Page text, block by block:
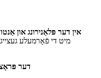
אין דער פּלאַנירונג און
מיט די פֿאָרמעלע
דער